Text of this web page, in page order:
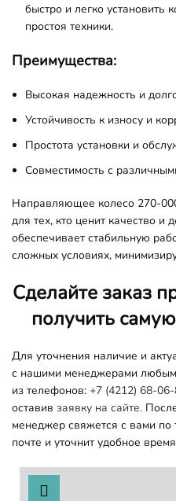
быстро и легко установить
простоя техники.
Преимущества:
Высокая надежность и
Устойчивость к износу и
Простота установки и
Совместимость с
Направляющее колесо 270-
для тех, кто ценит качество и
обеспечивает стабильную
сложных условиях,
Сделайте заказ
получить
Для уточнения наличие и
с нашими менеджерами
из телефонов: +7 (4212) 68-
оставив заявку на сайте.
менеджер свяжется с вами по
почте и уточнит удобное